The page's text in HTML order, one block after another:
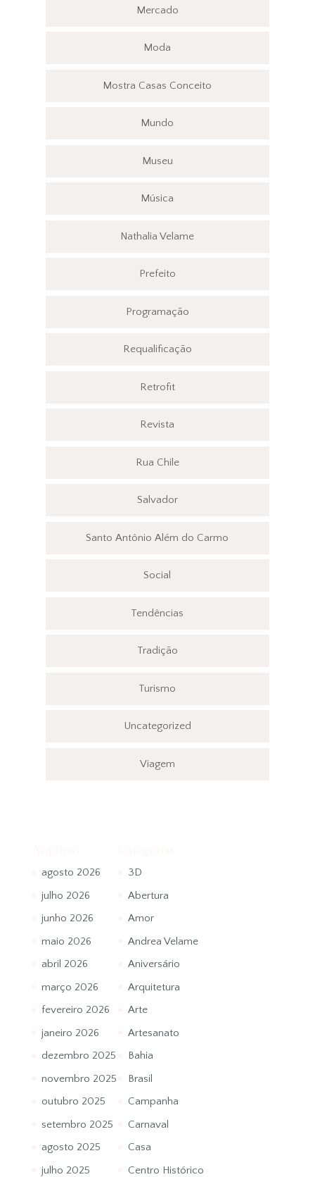
Mercado
Moda
Mostra Casas Conceito
Mundo
Museu
Música
Nathalia Velame
Prefeito
Programação
Requalificação
Retrofit
Revista
Rua Chile
Salvador
Santo Antônio Além do Carmo
Social
Tendências
Tradição
Turismo
Uncategorized
Viagem
agosto 2026
julho 2026
junho 2026
maio 2026
abril 2026
março 2026
fevereiro 2026
janeiro 2026
dezembro 2025
novembro 2025
outubro 2025
setembro 2025
agosto 2025
julho 2025
3D
Abertura
Amor
Andrea Velame
Aniversário
Arquitetura
Arte
Artesanato
Bahia
Brasil
Campanha
Carnaval
Casa
Centro Histórico